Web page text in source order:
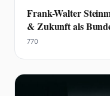
Frank-Walter
& Zukunft als
770